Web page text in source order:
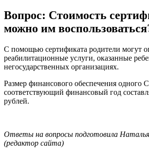
Вопрос: Стоимость
можно им
С помощью сертификата родители могут
реабилитационные услуги, оказанные
негосударственных организациях.
Размер финансового обеспечения одного
соответствующий финансовый год
рублей.
Ответы на вопросы подготовила
(редактор сайта)